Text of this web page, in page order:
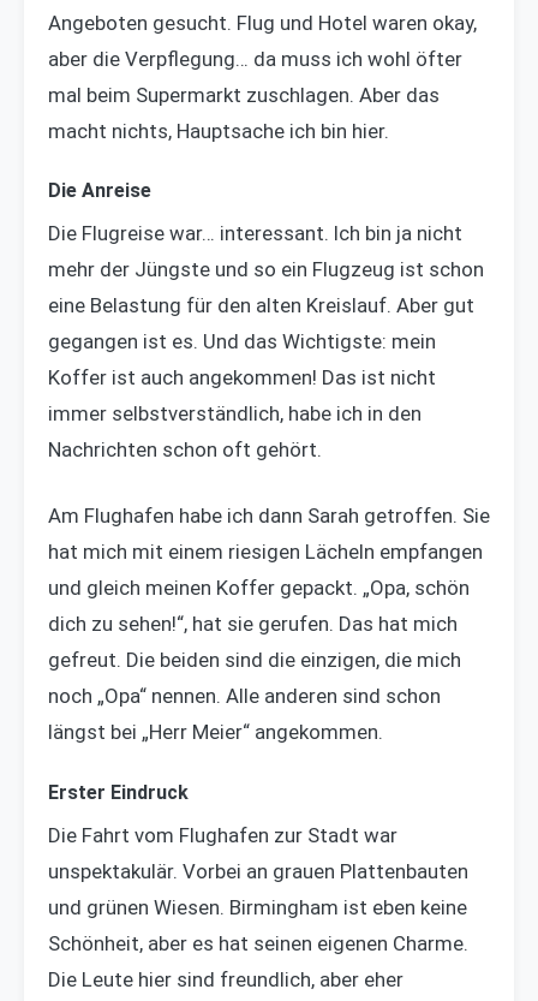
Angeboten gesucht. Flug und Hotel waren okay,
aber die Verpflegung… da muss ich wohl öfter
mal beim Supermarkt zuschlagen. Aber das
macht nichts, Hauptsache ich bin hier.
Die Anreise
Die Flugreise war… interessant. Ich bin ja nicht
mehr der Jüngste und so ein Flugzeug ist schon
eine Belastung für den alten Kreislauf. Aber gut
gegangen ist es. Und das Wichtigste: mein
Koffer ist auch angekommen! Das ist nicht
immer selbstverständlich, habe ich in den
Nachrichten schon oft gehört.
Am Flughafen habe ich dann Sarah getroffen. Sie
hat mich mit einem riesigen Lächeln empfangen
und gleich meinen Koffer gepackt. „Opa, schön
dich zu sehen!“, hat sie gerufen. Das hat mich
gefreut. Die beiden sind die einzigen, die mich
noch „Opa“ nennen. Alle anderen sind schon
längst bei „Herr Meier“ angekommen.
Erster Eindruck
Die Fahrt vom Flughafen zur Stadt war
unspektakulär. Vorbei an grauen Plattenbauten
und grünen Wiesen. Birmingham ist eben keine
Schönheit, aber es hat seinen eigenen Charme.
Die Leute hier sind freundlich, aber eher